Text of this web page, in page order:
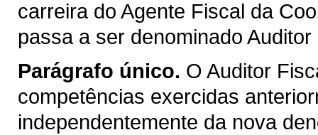
carreira do Agente Fiscal da
passa a ser denominado Auditor
Parágrafo único. O Auditor
competências exercidas
independentemente da nova